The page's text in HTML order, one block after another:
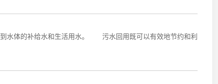
到水体的补给水和生活用水。 污水回用既可以有效地节约和利